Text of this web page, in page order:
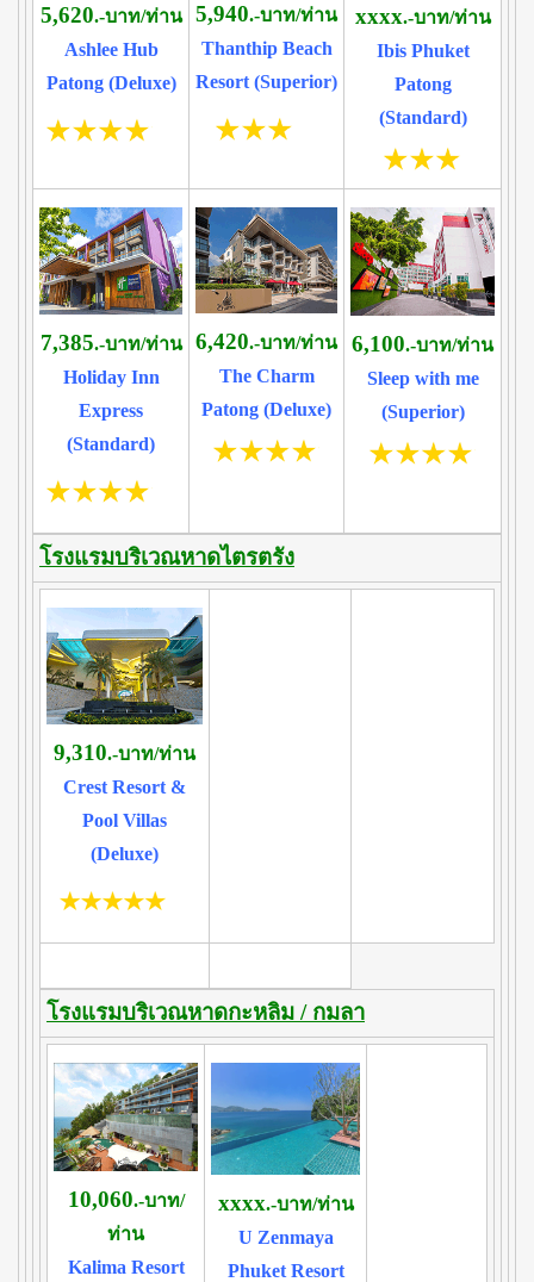
5,620.-บาท/ท่าน
Ashlee Hub
Patong (Deluxe)
5,940.-บาท/ท่าน
Thanthip Beach
Resort (Superior)
xxxx.-บาท/ท่าน
Ibis Phuket
Patong
(Standard)
7,385.-บาท/ท่าน
Holiday Inn
Express
(Standard)
6,420.-บาท/ท่าน
The Charm
Patong (Deluxe)
6,100.-บาท/ท่าน
Sleep with me
(Superior)
โรงแรมบริเวณหาดไตรตรัง
9,310.-บาท/ท่าน
Crest Resort &
Pool Villas
(Deluxe)
โรงแรมบริเวณหาดกะหลิม / กมลา
10,060.-บาท/
ท่าน
Kalima Resort
xxxx.-บาท/ท่าน
U Zenmaya
Phuket Resort